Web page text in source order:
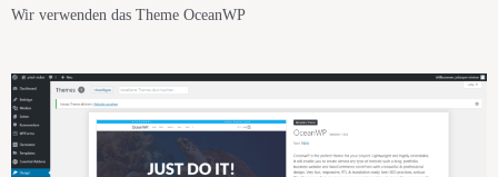
Wir verwenden das Theme OceanWP